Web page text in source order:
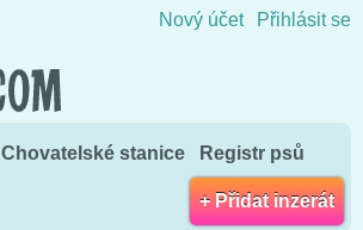
Nový účet Přihlásit se
Chovatelské stanice Registr psů
+ Přidat inzerát